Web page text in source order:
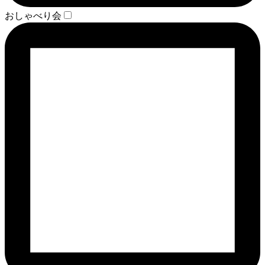
おしゃべり会